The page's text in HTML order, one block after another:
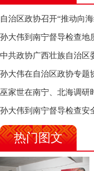
热门图文